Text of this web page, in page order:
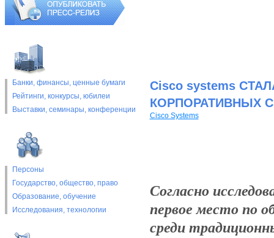
Банки, финансы, ценные бумаги
Рейтинги, конкурсы, юбилеи
Выставки, cеминары, конференции
Персоны
Государство, общество, право
Образование, обучение
Исследования, технологии
Cisco systems
КОРПОРАТИВНЫХ
Cisco Systems
Согласно
первое место по
среди